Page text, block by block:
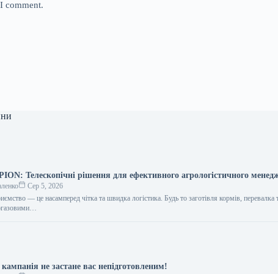
comment.
Телескопічні рішення для ефективного агрологістичного
Сер 5, 2026
— це насамперед чітка та швидка логістика. Будь то заготівля кормів, перевалка
не застане вас непідготовленим!